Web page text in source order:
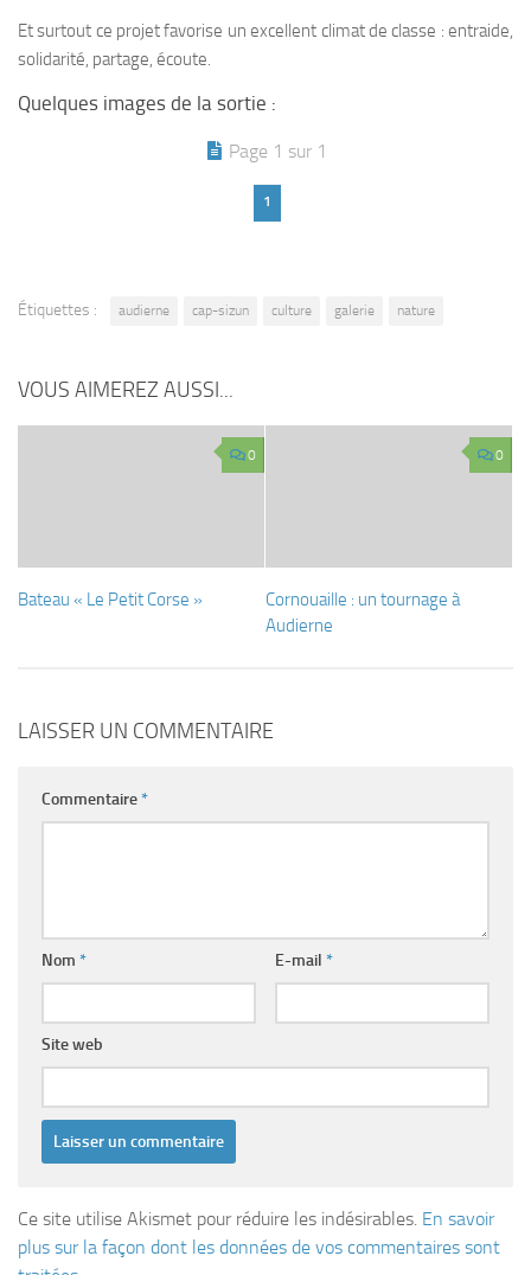
Et surtout ce projet favorise un excellent climat de classe : entraide,
solidarité, partage, écoute.
Quelques images de la sortie :
Page 1 sur 1
1
Étiquettes : audierne cap-sizun culture galerie nature
VOUS AIMEREZ AUSSI...
0
Bateau « Le Petit Corse »
0
Cornouaille : un tournage à
Audierne
LAISSER UN COMMENTAIRE
Commentaire*
Nom * E-mail *
Site web
Ce site utilise Akismet pour réduire les indésirables. En savoir
plus sur la façon dont les données de vos commentaires sont